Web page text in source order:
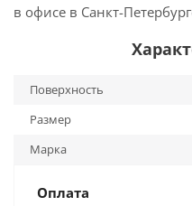
в офисе в Санкт-
Поверхность
Размер
Марка
Оплата